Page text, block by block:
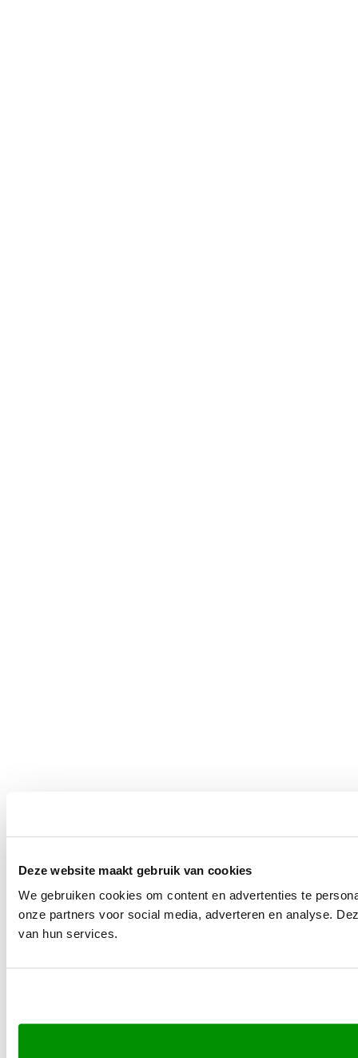
Deze website maakt gebruik van cookies
We gebruiken cookies om content en advertenties te
onze partners voor social media, adverteren en analyse.
van hun services.